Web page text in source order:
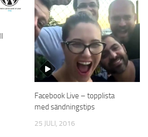
Facebook Live – topplista
med sändningstips
25 JULI, 2016